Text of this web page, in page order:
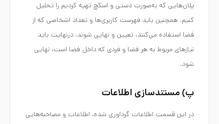
پلان‌هایی که به‌صورت دستی و اسکچ تهیه کردیم را تحلیل
کنیم. همچنین باید فهرست کاربری‌ها و تعداد اشخاصی که از
فضا استفاده می‌کنند، تعیین و نهایی شوند. درنهایت باید
نیازهای مربوط به هر فضا و فردی که داخل فضا است، نهایی
شود.
پ) مستندسازی اطلاعات
در این قسمت اطلاعات گرداوری شده، اطلاعات و مصاحبه‌هایی